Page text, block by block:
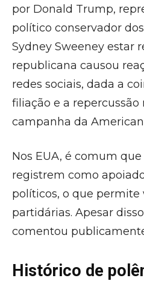
por Donald Trump,
político conservador
Sydney Sweeney estar
republicana causou
redes sociais, dada a
filiação e a repercussão
campanha da American
Nos EUA, é comum
registrem como
políticos, o que permite
partidárias. Apesar
comentou
Histórico de